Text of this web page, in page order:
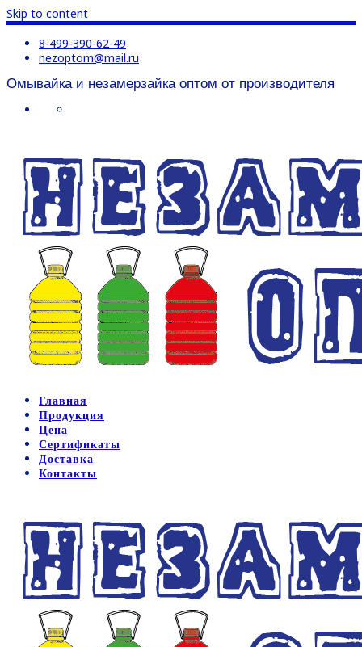
Skip to content
8-499-390-62-49
nezoptom@mail.ru
Омывайка и незамерзайка оптом от производителя
Главная
Продукция
Цена
Сертификаты
Доставка
Контакты